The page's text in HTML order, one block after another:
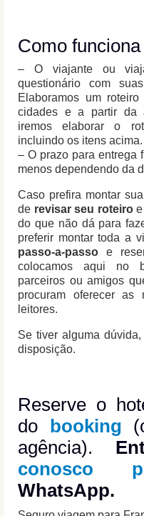
Como funciona
– O viajante ou
questionário com
Elaboramos um
cidades e a partir da
iremos elaborar o
incluindo os itens acima.
– O prazo para entrega
menos dependendo da
Caso prefira montar
de revisar seu roteiroe
do que não dá para
preferir montar toda a
passo-a-passo e
colocamos aqui no
parceiros ou amigos
procuram oferecer as
leitores.
Se tiver alguma
disposição.
Reserve o
do booking
agência).
conosco
WhatsApp.